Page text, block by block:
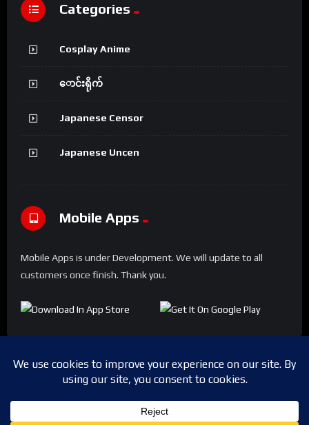
Categories
Cosplay Anime
ောင်းရိုက်
Japanese Censor
Japanese Uncen
Mobile Apps
Mobile Apps is under Development. We will update to all
customers once finish. Thank you.
Copyright © 2024 Shwesapi